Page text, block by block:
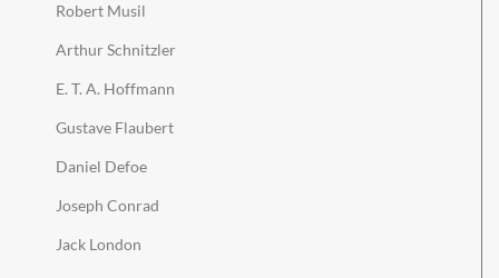
Robert Musil
Arthur Schnitzler
E. T. A. Hoffmann
Gustave Flaubert
Daniel Defoe
Joseph Conrad
Jack London